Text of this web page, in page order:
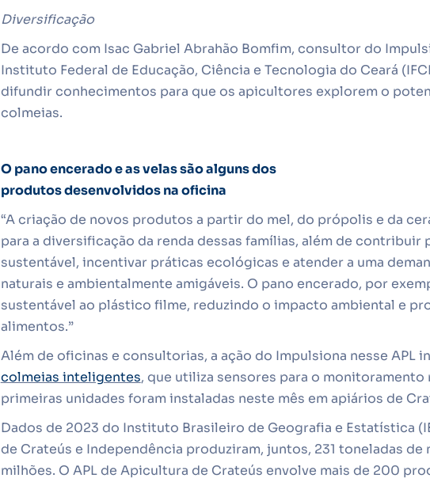
Diversificação
De acordo com Isac Gabriel Abrahão Bomfim, consultor do
Instituto Federal de Educação, Ciência e Tecnologia do Ceará
difundir conhecimentos para que os apicultores explorem o
colmeias.
O pano encerado e as velas são alguns dos
produtos desenvolvidos na oficina
“A criação de novos produtos a partir do mel, do própolis e da
para a diversificação da renda dessas famílias, além de contribuir
sustentável, incentivar práticas ecológicas e atender a uma
naturais e ambientalmente amigáveis. O pano encerado, por
sustentável ao plástico filme, reduzindo o impacto ambiental e
alimentos.”
Além de oficinas e consultorias, a ação do Impulsiona nesse
colmeias inteligentes, que utiliza sensores para o
primeiras unidades foram instaladas neste mês em apiários de
Dados de 2023 do Instituto Brasileiro de Geografia e Estatística
de Crateús e Independência produziram, juntos, 231 toneladas de
milhões. O APL de Apicultura de Crateús envolve mais de 200